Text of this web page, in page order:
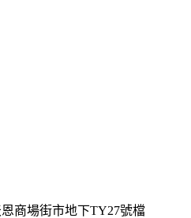
商場街市地下TY27號檔